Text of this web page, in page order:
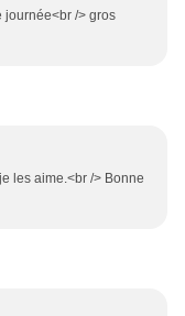
journée<br /> gros
les aime.<br /> Bonne